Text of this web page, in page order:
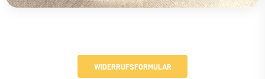
WIDERRUFSFORMULAR